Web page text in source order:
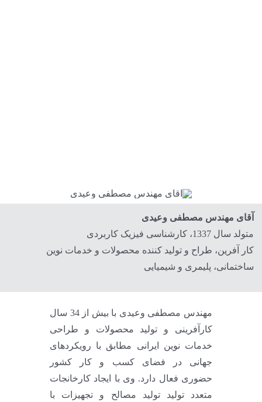
آقای مهندس مصطفی وعیدی
متولد سال 1337، کارشناسی فیزیک کاربردی
کار آفرین، طراح و تولید کننده محصولات و خدمات نوین
ساختمانی، پلیمری و شیمیایی
مهندس مصطفی وعیدی با بیش از 34 سال
کارآفرینی و تولید محصولات و طراحی
خدمات نوین ایرانی مطابق با رویکردهای
جهانی در فضای کسب و کار کشور
حضوری فعال دارد. وی با ایجاد کارخانجات
متعدد تولید تولید مصالح و تجهیزات با